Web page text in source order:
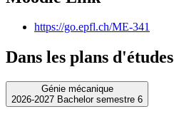
https://go.epfl.ch/ME-341
Dans les plans d'études
Génie mécanique
2026-2027 Bachelor semestre 6